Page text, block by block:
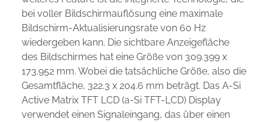
bei voller Bildschirmauflösung eine maximale
Bildschirm-Aktualisierungsrate von 60 Hz
wiedergeben kann. Die sichtbare Anzeigefläche
des Bildschirmes hat eine Größe von 309.399 x
173.952 mm. Wobei die tatsächliche Größe, also die
Gesamtfläche, 322.3 x 204.6 mm beträgt. Das A-Si
Active Matrix TFT LCD (a-Si TFT-LCD) Display
verwendet einen Signaleingang, das über einen